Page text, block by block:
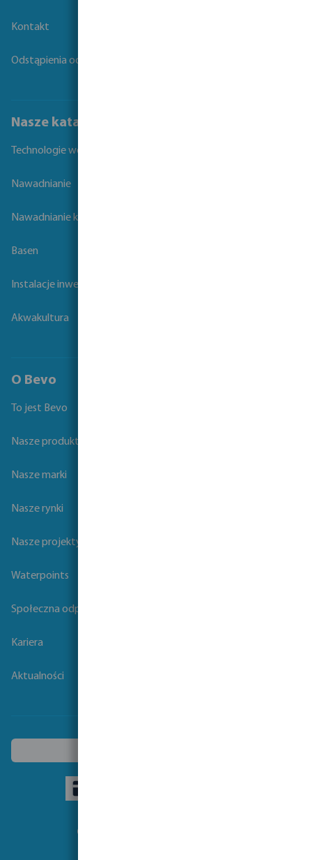
Kontakt
Odstąpienia od umowy
Nasze katalogi
Technologie wodne
Nawadnianie
Nawadnianie krajobrazu
Basen
Instalacje inwentarskie
Akwakultura
O Bevo
To jest Bevo
Nasze produkty
Nasze marki
Nasze rynki
Nasze projekty
Waterpoints
Społeczna odpowiedzialność biznesu
Kariera
Aktualności
Obseruj nas: